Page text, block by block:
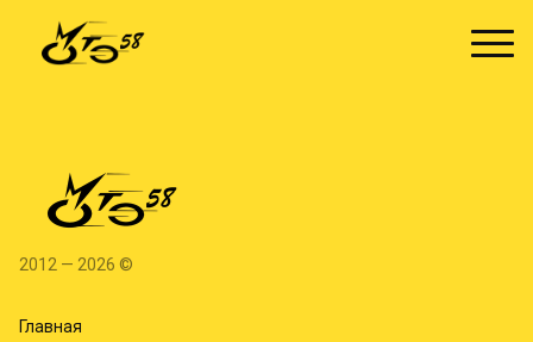
2012 — 2026 ©
Главная